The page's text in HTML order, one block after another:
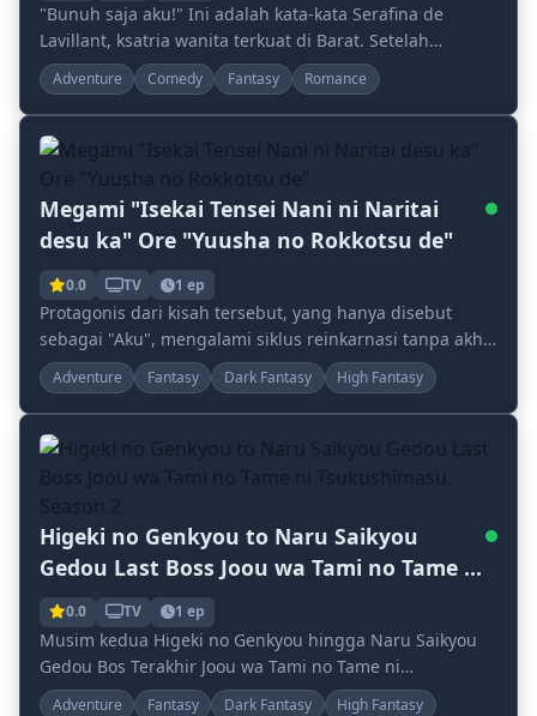
"Bunuh saja aku!" Ini adalah kata-kata Serafina de
Lavillant, ksatria wanita terkuat di Barat. Setelah
dikalahkan dalam perang dengan Timur, dia menja...
Adventure Comedy Fantasy Romance
Megami "Isekai Tensei Nani ni Naritai
desu ka" Ore "Yuusha no Rokkotsu de"
0.0 TV 1 ep
Protagonis dari kisah tersebut, yang hanya disebut
sebagai "Aku", mengalami siklus reinkarnasi tanpa akhir.
Narasinya terjadi di alam semesta berbeda...
Adventure Fantasy Dark Fantasy High Fantasy
Higeki no Genkyou to Naru Saikyou
Gedou Last Boss Joou wa Tami no Tame ni
Tsukushimasu. Season 2
0.0 TV 1 ep
Musim kedua Higeki no Genkyou hingga Naru Saikyou
Gedou Bos Terakhir Joou wa Tami no Tame ni
Tsukushimasu..
Adventure Fantasy Dark Fantasy High Fantasy